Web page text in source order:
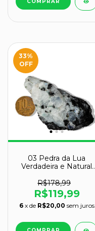
33%
OFF
03 Pedra da Lua
Verdadeira e Natural
B
R$178,99
R$119,99
6 x de R$20,00 sem juros